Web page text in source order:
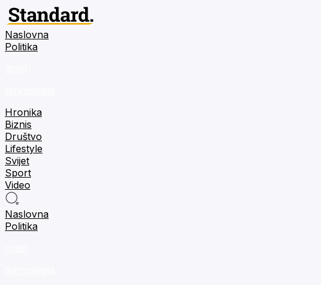
Naslovna
Politika
Hronika
Biznis
Društvo
Lifestyle
Svijet
Sport
Video
Naslovna
Politika